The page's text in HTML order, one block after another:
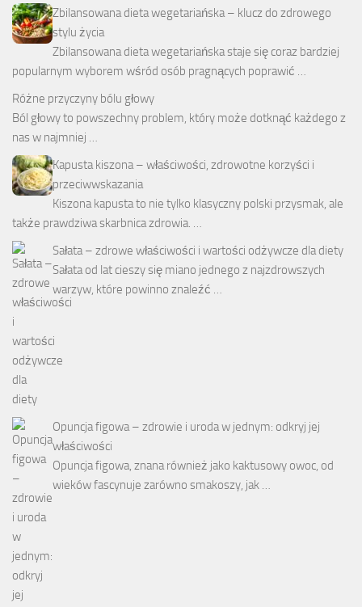
Zbilansowana dieta wegetariańska – klucz do zdrowego
stylu życia
Zbilansowana dieta wegetariańska staje się coraz bardziej
popularnym wyborem wśród osób pragnących poprawić …
Różne przyczyny bólu głowy
Ból głowy to powszechny problem, który może dotknąć każdego z
nas w najmniej …
Kapusta kiszona – właściwości, zdrowotne korzyści i
przeciwwskazania
Kiszona kapusta to nie tylko klasyczny polski przysmak, ale
także prawdziwa skarbnica zdrowia. …
Sałata – zdrowe właściwości i wartości odżywcze dla diety
Sałata od lat cieszy się miano jednego z najzdrowszych
warzyw, które powinno znaleźć …
Opuncja figowa – zdrowie i uroda w jednym: odkryj jej
właściwości
Opuncja figowa, znana również jako kaktusowy owoc, od
wieków fascynuje zarówno smakoszy, jak …